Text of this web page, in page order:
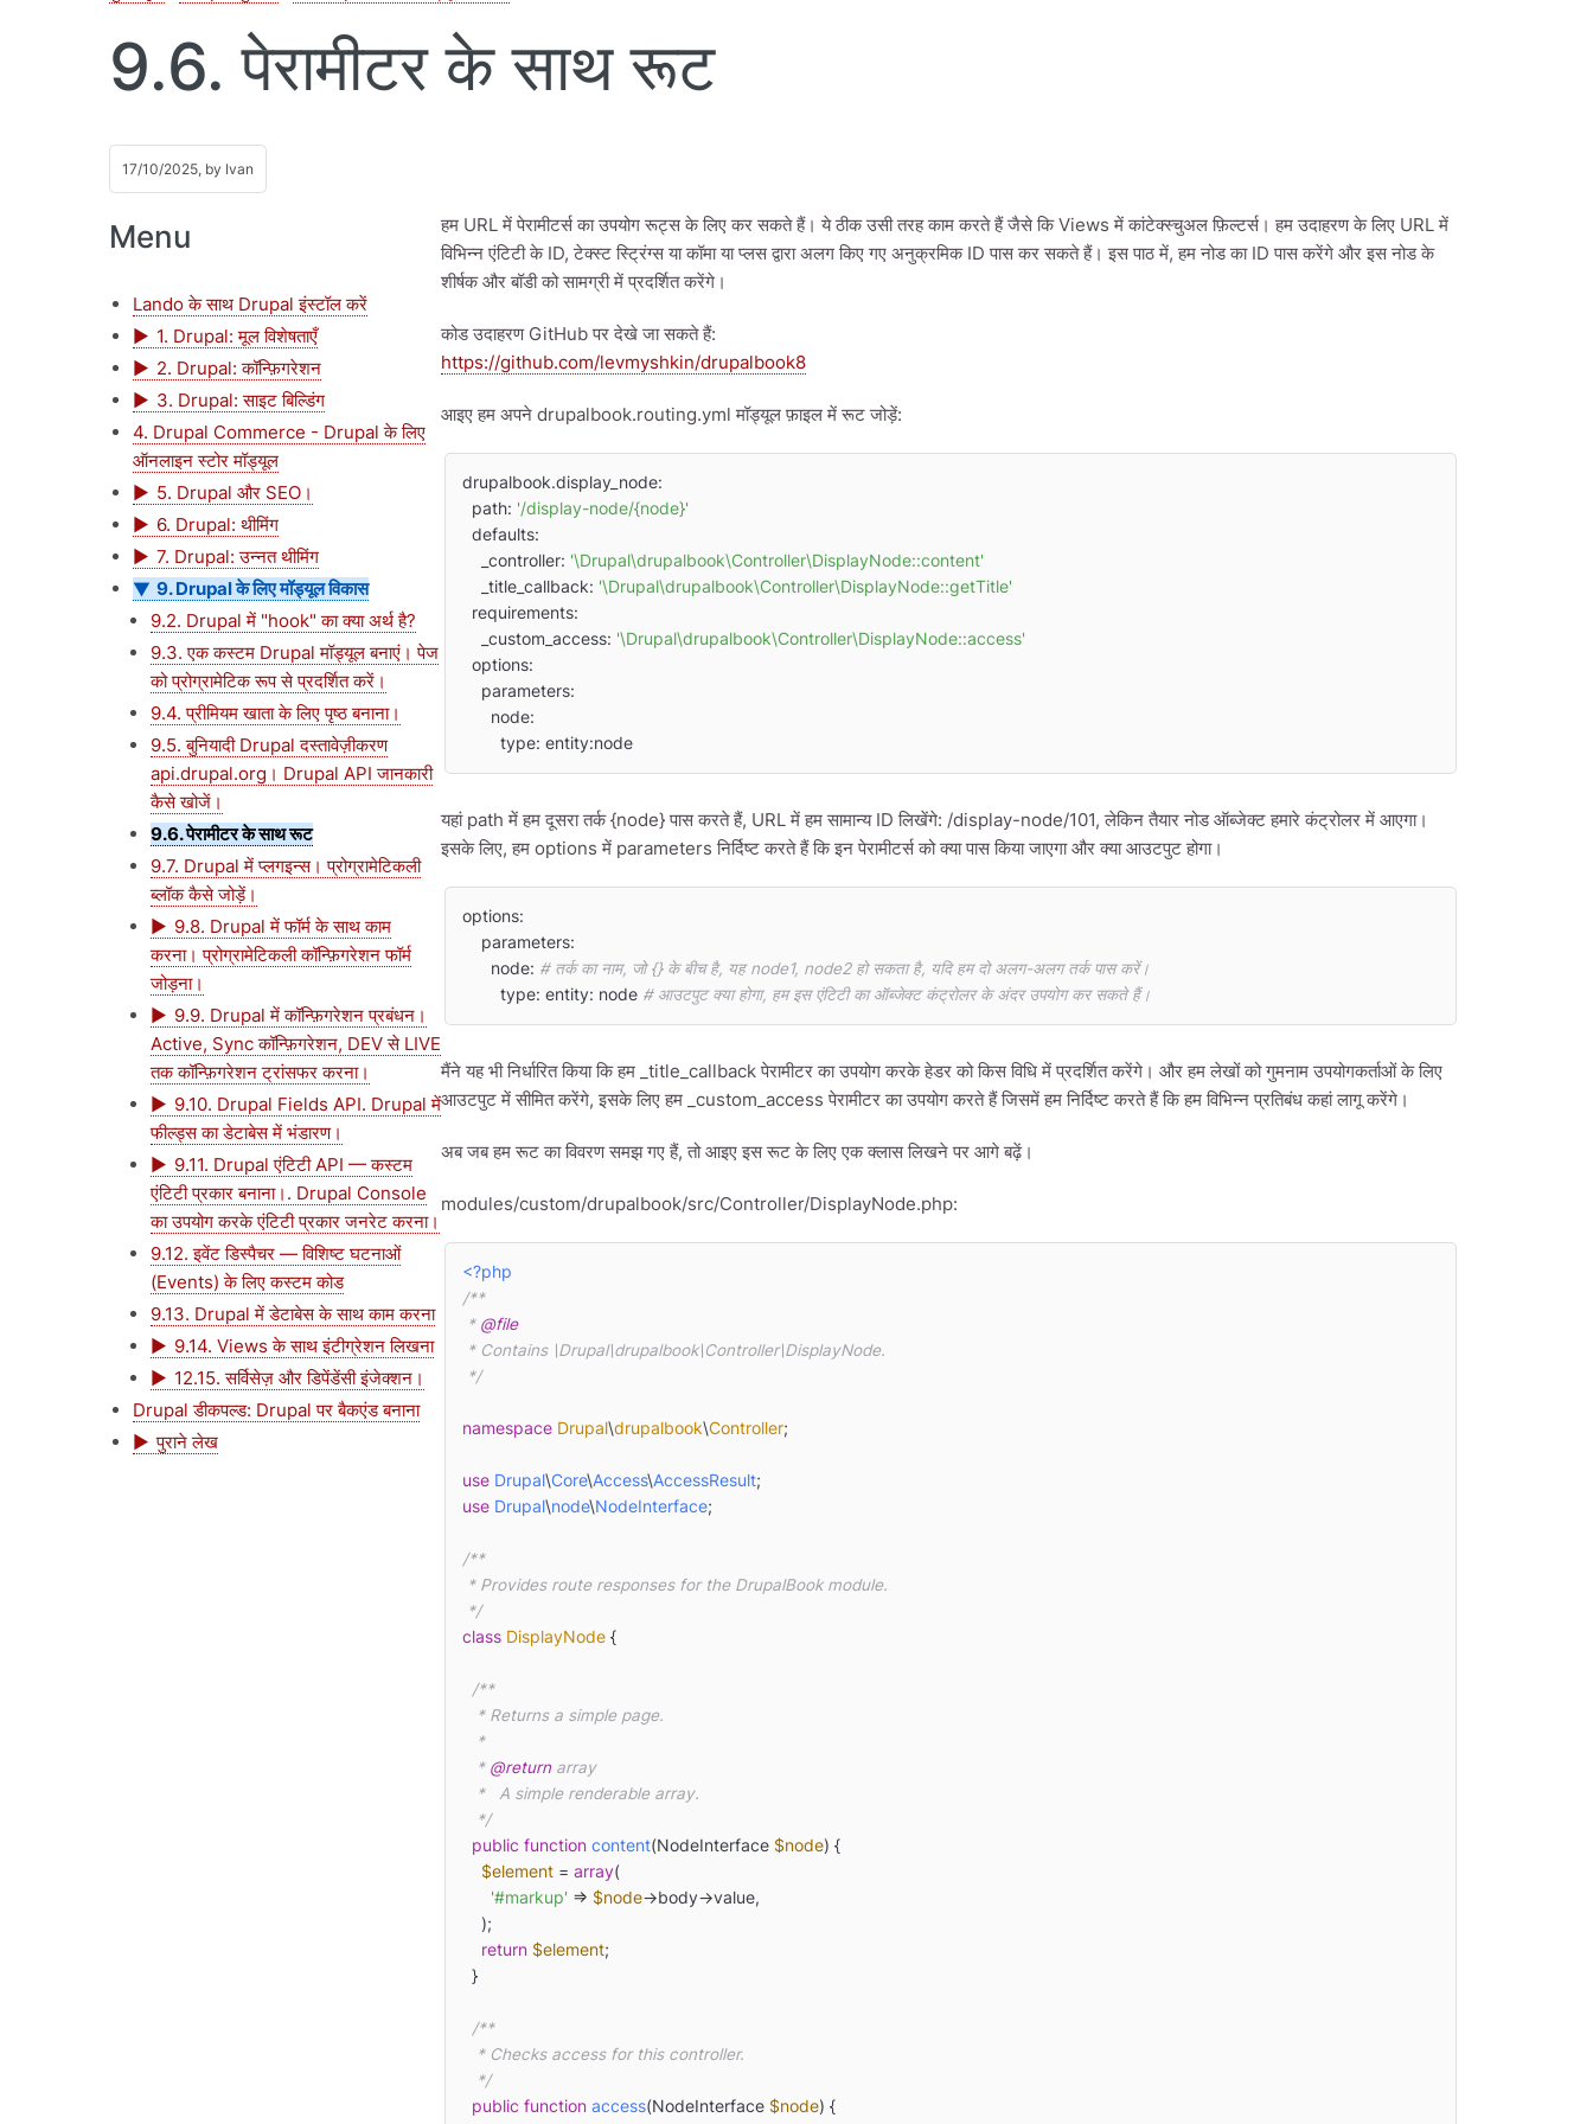
9.6. पेरामीटर के साथ रूट
17/10/2025, by Ivan
Menu
Lando के साथ Drupal इंस्टॉल करें
1. Drupal: मूल विशेषताएँ
2. Drupal: कॉन्फ़िगरेशन
3. Drupal: साइट बिल्डिंग
4. Drupal Commerce - Drupal के लिए
ऑनलाइन स्टोर मॉड्यूल
5. Drupal और SEO।
6. Drupal: थीमिंग
7. Drupal: उन्नत थीमिंग
9. Drupal के लिए मॉड्यूल विकास
9.2. Drupal में "hook" का क्या अर्थ है?
9.3. एक कस्टम Drupal मॉड्यूल बनाएं। पेज
को प्रोग्रामेटिक रूप से प्रदर्शित करें।
9.4. प्रीमियम खाता के लिए पृष्ठ बनाना।
9.5. बुनियादी Drupal दस्तावेज़ीकरण
api.drupal.org। Drupal API जानकारी
कैसे खोजें।
9.6. पेरामीटर के साथ रूट
9.7. Drupal में प्लगइन्स। प्रोग्रामेटिकली
ब्लॉक कैसे जोड़ें।
9.8. Drupal में फॉर्म के साथ काम
करना। प्रोग्रामेटिकली कॉन्फ़िगरेशन फॉर्म
जोड़ना।
9.9. Drupal में कॉन्फ़िगरेशन प्रबंधन।
Active, Sync कॉन्फ़िगरेशन, DEV से LIVE
तक कॉन्फ़िगरेशन ट्रांसफर करना।
9.10. Drupal Fields API. Drupal में
फील्ड्स का डेटाबेस में भंडारण।
9.11. Drupal एंटिटी API — कस्टम
एंटिटी प्रकार बनाना।. Drupal Console
का उपयोग करके एंटिटी प्रकार जनरेट करना।
9.12. इवेंट डिस्पैचर — विशिष्ट घटनाओं
(Events) के लिए कस्टम कोड
9.13. Drupal में डेटाबेस के साथ काम करना
9.14. Views के साथ इंटीग्रेशन लिखना
12.15. सर्विसेज़ और डिपेंडेंसी इंजेक्शन।
Drupal डीकपल्ड: Drupal पर बैकएंड बनाना
पुराने लेख
हम URL में पेरामीटर्स का उपयोग रूट्स के लिए कर सकते हैं। ये ठीक उसी तरह काम करते हैं जैसे कि Views में कांटेक्स्चुअल फ़िल्टर्स। हम उदाहरण के लिए URL में
विभिन्न एंटिटी के ID, टेक्स्ट स्ट्रिंग्स या कॉमा या प्लस द्वारा अलग किए गए अनुक्रमिक ID पास कर सकते हैं। इस पाठ में, हम नोड का ID पास करेंगे और इस नोड के
शीर्षक और बॉडी को सामग्री में प्रदर्शित करेंगे।
कोड उदाहरण GitHub पर देखे जा सकते हैं:
https://github.com/levmyshkin/drupalbook8
आइए हम अपने drupalbook.routing.yml मॉड्यूल फ़ाइल में रूट जोड़ें:
drupalbook.display_node:
  path:
'/display-node/{node}'
    _controller:
'\Drupal\drupalbook\Controller\DisplayNode::content'
    _title_callback:
'\Drupal\drupalbook\Controller\DisplayNode::getTitle'
    _custom_access:
'\Drupal\drupalbook\Controller\DisplayNode::access'
        type: entity:node
यहां path में हम दूसरा तर्क {node} पास करते हैं, URL में हम सामान्य ID लिखेंगे: /display-node/101, लेकिन तैयार नोड ऑब्जेक्ट हमारे कंट्रोलर में आएगा।
इसके लिए, हम options में parameters निर्दिष्ट करते हैं कि इन पेरामीटर्स को क्या पास किया जाएगा और क्या आउटपुट होगा।
options:
      node:
# तर्क का नाम, जो {} के बीच है, यह node1, node2 हो सकता है, यदि हम दो अलग-अलग तर्क पास करें।
        type: entity: node
# आउटपुट क्या होगा, हम इस एंटिटी का ऑब्जेक्ट कंट्रोलर के अंदर उपयोग कर सकते हैं।
मैंने यह भी निर्धारित किया कि हम _title_callback पेरामीटर का उपयोग करके हेडर को किस विधि में प्रदर्शित करेंगे। और हम लेखों को गुमनाम उपयोगकर्ताओं के लिए
आउटपुट में सीमित करेंगे, इसके लिए हम _custom_access पेरामीटर का उपयोग करते हैं जिसमें हम निर्दिष्ट करते हैं कि हम विभिन्न प्रतिबंध कहां लागू करेंगे।
अब जब हम रूट का विवरण समझ गए हैं, तो आइए इस रूट के लिए एक क्लास लिखने पर आगे बढ़ें।
modules/custom/drupalbook/src/Controller/DisplayNode.php:
<?php
/**
* @file
*/
namespace Drupal\drupalbook\Controller;
use Drupal\Core\Access\AccessResult
use Drupal\node\NodeInterface;
/**
*/
class DisplayNode {
/**
   *
@return array
   */
public function content(NodeInterface $node) {
$element = array(
'#markup' => $node->body->value,
return $element;
/**
   */
public function access(NodeInterface $node) {